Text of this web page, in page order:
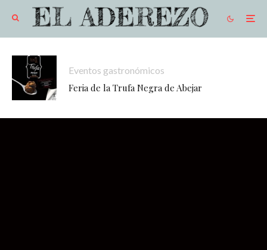
Eventos gastronómicos
Feria de la Trufa Negra de Abejar